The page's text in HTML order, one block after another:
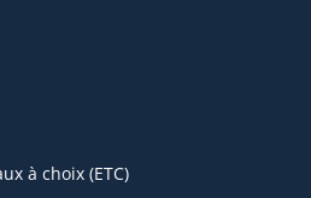
à choix (ETC)